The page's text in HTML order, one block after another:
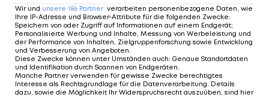
KOMMENTARE
Wir und unsere 186 Partner verarbeiten personenbezogene Daten, wie
Ihre IP-Adresse und Browser-Attribute für die folgenden Zwecke:
Speichern von oder Zugriff auf Informationen auf einem Endgerät;
Personalisierte Werbung und Inhalte, Messung von Werbeleistung und
der Performance von Inhalten, Zielgruppenforschung sowie Entwicklung
und Verbesserung von Angeboten.
Diese Zwecke können unter Umständen auch: Genaue Standortdaten
und Identifikation durch Scannen von Endgeräten.
Manche Partner verwenden für gewisse Zwecke berechtigtes
Interesse als Rechtsgrundlage für die Datenverarbeitung. Details
dazu, sowie die Möglichkeit Ihr Widerspruchsrecht auszuüben, sind hier